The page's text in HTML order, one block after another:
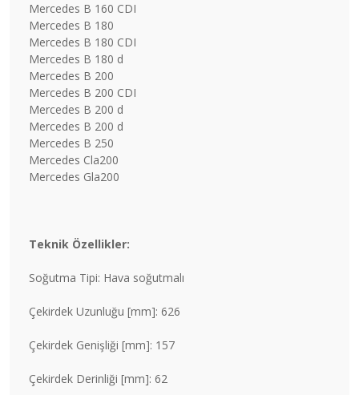
Mercedes B 160 CDI
Mercedes B 180
Mercedes B 180 CDI
Mercedes B 180 d
Mercedes B 200
Mercedes B 200 CDI
Mercedes B 200 d
Mercedes B 200 d
Mercedes B 250
Mercedes Cla200
Mercedes Gla200
Teknik Özellikler:
Soğutma Tipi: Hava soğutmalı
Çekirdek Uzunluğu [mm]: 626
Çekirdek Genişliği [mm]: 157
Çekirdek Derinliği [mm]: 62